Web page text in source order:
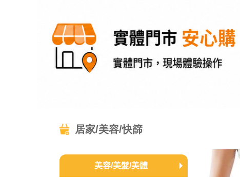
居家/美容/快篩
美容/美髮/美體